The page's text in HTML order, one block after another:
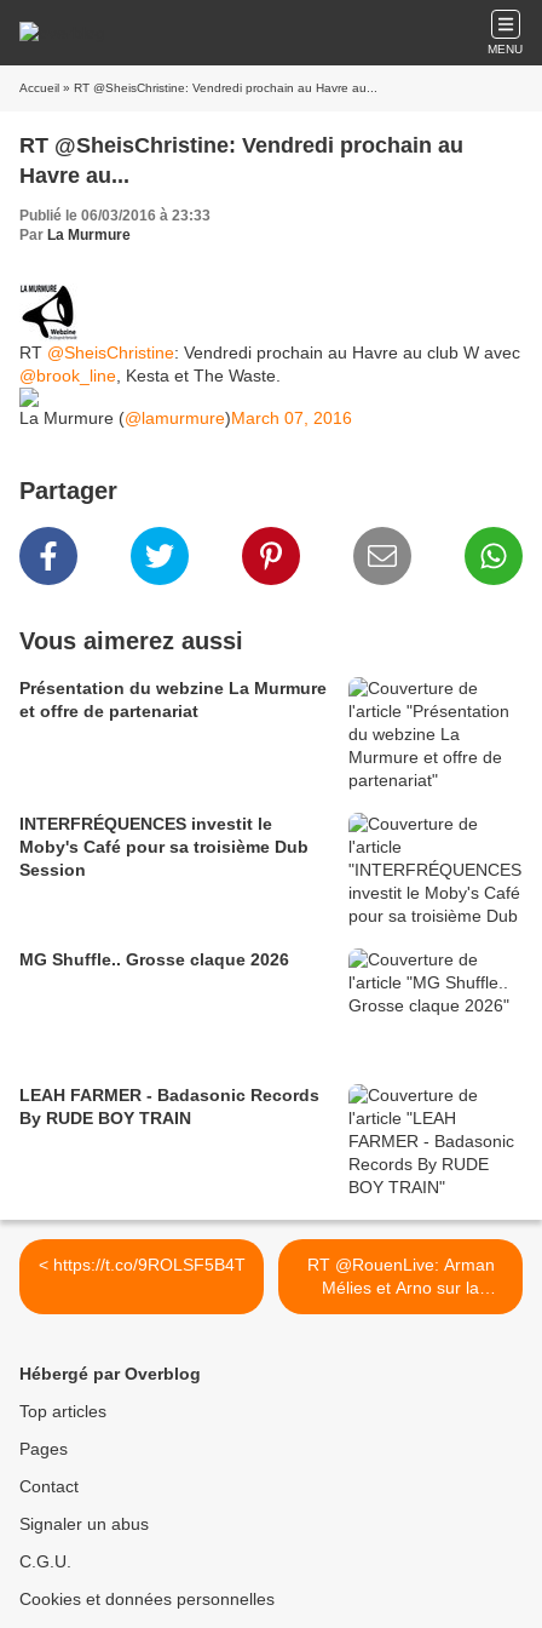
MENU
Accueil » RT @SheisChristine: Vendredi prochain au Havre au...
RT @SheisChristine: Vendredi prochain au
Havre au...
Publié le 06/03/2016 à 23:33
Par La Murmure
RT @SheisChristine: Vendredi prochain au Havre au club W avec
@brook_line , Kesta et The Waste.
La Murmure (@lamurmure)March 07, 2016
Partager
Vous aimerez aussi
Présentation du webzine La Murmure
et offre de partenariat
INTERFRÉQUENCES investit le
Moby's Café pour sa troisième Dub
Session
MG Shuffle.. Grosse claque 2026
LEAH FARMER - Badasonic Records
By RUDE BOY TRAIN
< https://t.co/9ROLSF5B4T
RT @RouenLive: Arman
Mélies et Arno sur la
scène... >
Hébergé par Overblog
Top articles
Pages
Contact
Signaler un abus
C.G.U.
Cookies et données personnelles